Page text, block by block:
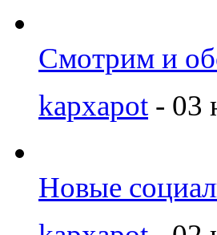
Смотрим и
kapxapot - 03
Новые